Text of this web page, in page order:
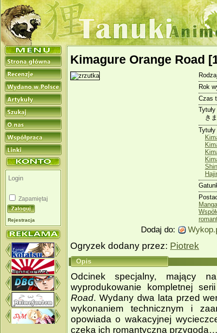
Zapamiętaj
Rejestracja
Kimagure Orange Road
Rok
Czas
き
Dodaj do:
Ogryzek dodany przez: Piotrek
Opis
Odcinek specjalny, mający
wyprodukowanie kompletnej
Road. Wydany dwa lata przed
wykonaniem technicznym i
opowiada o wakacyjnej
czeka ich romantyczna